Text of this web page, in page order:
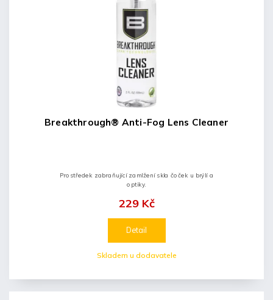
Breakthrough® Anti-Fog Lens Cleaner
Skladem u dodavatele
229 Kč
Detail
Prostředek zabraňující zamlžení skla čoček u brýlí a
optiky.